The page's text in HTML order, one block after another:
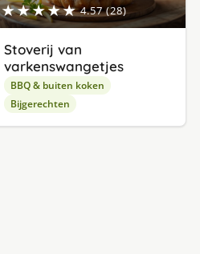
★★★★★ 4.57 (28)
Stoverij van
varkenswangetjes
BBQ & buiten koken
Bijgerechten